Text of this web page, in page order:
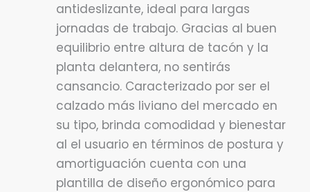
antideslizante, ideal para largas
jornadas de trabajo. Gracias al buen
equilibrio entre altura de tacón y la
planta delantera, no sentirás
cansancio. Caracterizado por ser el
calzado más liviano del mercado en
su tipo, brinda comodidad y bienestar
al el usuario en términos de postura y
amortiguación cuenta con una
plantilla de diseño ergonómico para